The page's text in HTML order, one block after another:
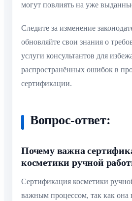
могут повлиять на уже
Следите за изменение
обновляйте свои знания о
услуги консультантов для
распространённых ошибок в
сертификации.
Вопрос-ответ:
Почему важна
косметики ручной
Сертификация косметики
важным процессом, так как она